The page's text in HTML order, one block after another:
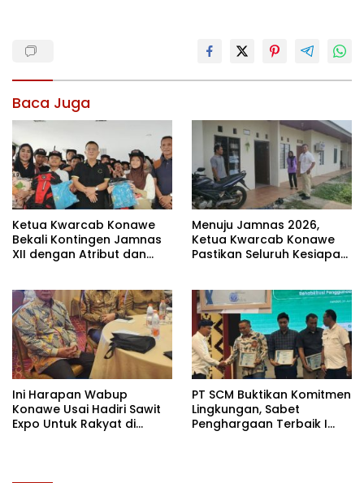
Baca Juga
Ketua Kwarcab Konawe
Bekali Kontingen Jamnas
XII dengan Atribut dan
Menuju Jamnas 2026,
Ketua Kwarcab Konawe
Pastikan Seluruh Kesiapan
Ini Harapan Wabup
Konawe Usai Hadiri Sawit
Expo Untuk Rakyat di
PT SCM Buktikan Komitmen
Lingkungan, Sabet
Penghargaan Terbaik I